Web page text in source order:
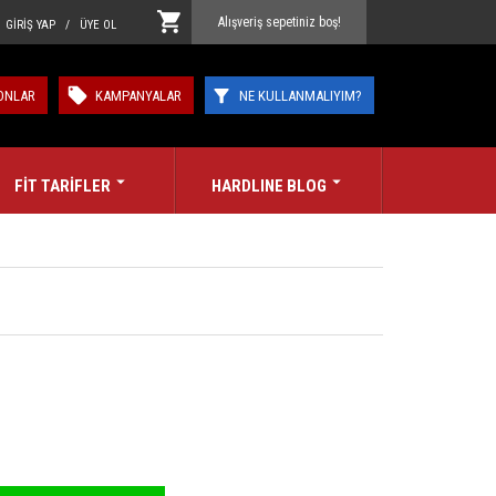
Alışveriş sepetiniz boş!
YAP / ÜYE OL
NE KULLANMALIYIM?
KAMPANYALAR
FİT TARİFLER HARDLINE BLOG